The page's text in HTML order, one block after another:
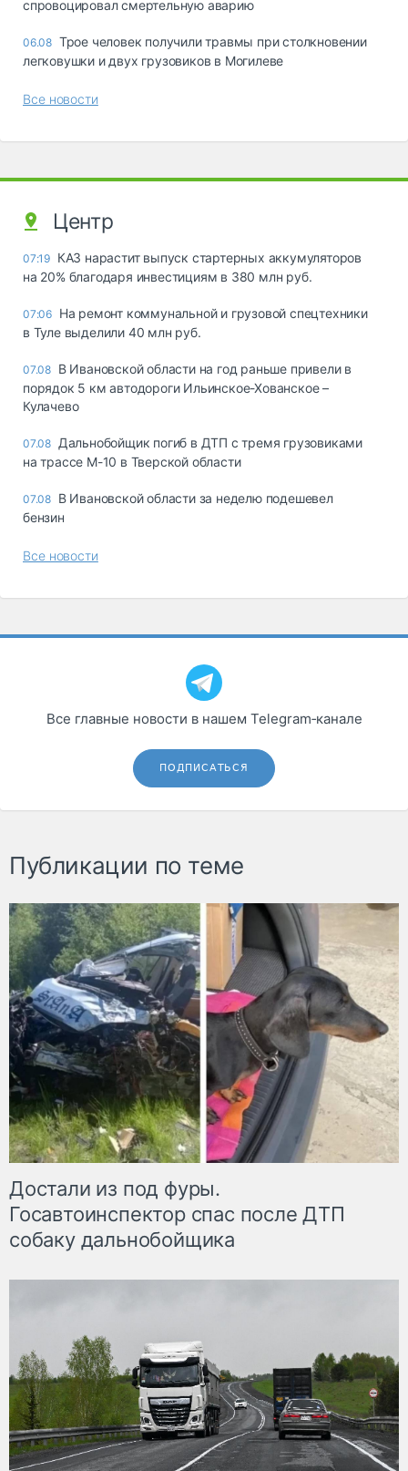
спровоцировал смертельную аварию
06.08 Трое человек получили травмы при столкновении
легковушки и двух грузовиков в Могилеве
Все новости
Центр
07:19 КАЗ нарастит выпуск стартерных аккумуляторов
на 20% благодаря инвестициям в 380 млн руб.
07:06 На ремонт коммунальной и грузовой спецтехники
в Туле выделили 40 млн руб.
07.08 В Ивановской области на год раньше привели в
порядок 5 км автодороги Ильинское-Хованское –
Кулачево
07.08 Дальнобойщик погиб в ДТП с тремя грузовиками
на трассе М-10 в Тверской области
07.08 В Ивановской области за неделю подешевел
бензин
Все новости
Все главные новости в нашем Telegram‑канале
ПОДПИСАТЬСЯ
Публикации по теме
Достали из под фуры.
Госавтоинспектор спас после ДТП
собаку дальнобойщика